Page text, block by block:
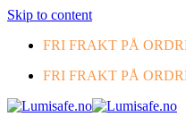
Skip to content
FRI FRAKT PÅ
FRI FRAKT PÅ